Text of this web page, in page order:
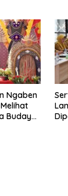
Ngaben
Budaya